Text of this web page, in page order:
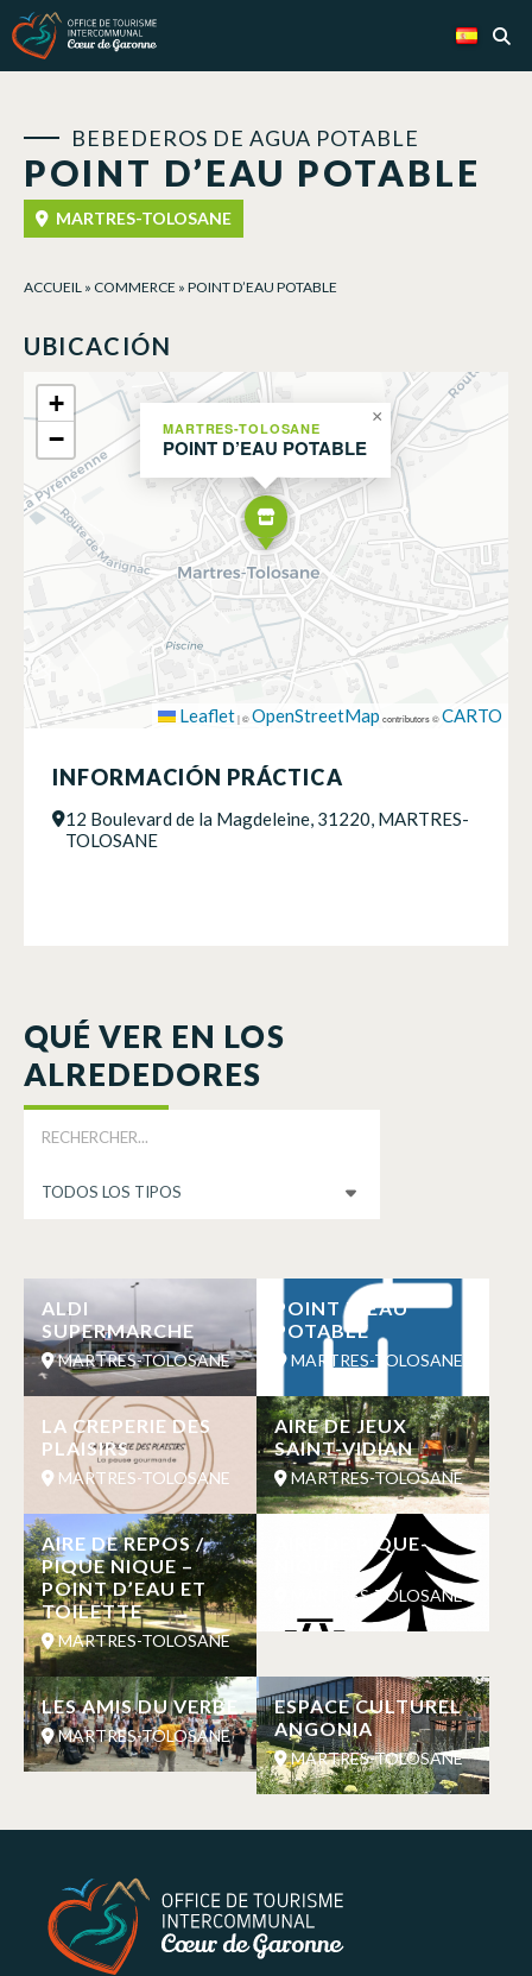
POINT D’EAU POTABLE
BEBEDEROS DE AGUA POTABLE
MARTRES-TOLOSANE
ACCUEIL » COMMERCE » POINT D’EAU POTABLE
UBICACIÓN
MARTRES-TOLOSANE
POINT D’EAU POTABLE
×
+
−
Leaflet|©OpenStreetMap contributors ©CARTO
INFORMACIÓN PRÁCTICA
12 Boulevard de la Magdeleine, 31220, MARTRES-
TOLOSANE
QUÉ VER EN LOS
ALREDEDORES
ALDI
SUPERMARCHE
MARTRES-TOLOSANE
POINT D’EAU
POTABLE
MARTRES-TOLOSANE
LA CREPERIE DES
PLAISIRS
MARTRES-TOLOSANE
AIRE DE JEUX
SAINT-VIDIAN
MARTRES-TOLOSANE
AIRE DE REPOS /
PIQUE NIQUE –
POINT D’EAU ET
TOILETTE
MARTRES-TOLOSANE
AIRE DE PIQUE-
MARTRES-TOLOSANE
LES AMIS DU VERBE
MARTRES-TOLOSANE
ESPACE CULTUREL
ANGONIA
MARTRES-TOLOSANE
Panel de gestión de cookies